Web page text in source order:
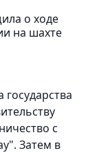
о ходе
на шахте
с
Затем в